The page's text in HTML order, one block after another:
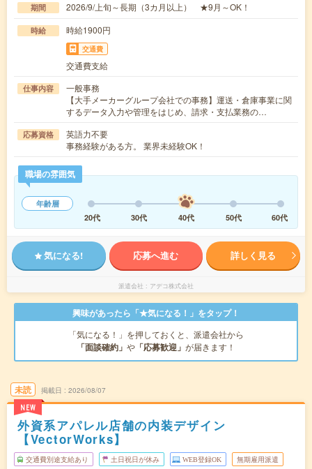
期間 2026/9/上旬～長期（3カ月以上） ★9月～OK！
時給 時給1900円
交通費
交通費支給
仕事内容
一般事務
【大手メーカーグループ会社での事務】運送・倉庫事業に関
するデータ入力や管理をはじめ、請求・支払業務の…
応募資格
英語力不要
事務経験がある方。 業界未経験OK！
職場の雰囲気
年齢層
20代
30代 40代 50代 60代
気になる! 応募へ進む 詳しく見る
派遣会社 アデコ株式会社
興味があったら「★気になる！」をタップ！
「気になる！」を押しておくと、派遣会社から
「面談確約」 や 「応募歓迎」 が届きます！
未読
NEW
掲載日 2026/08/07
外資系アパレル店舗の内装デザイン
【VectorWorks】
交通費別途支給あり 土日祝日が休み WEB登録OK 無期雇用派遣